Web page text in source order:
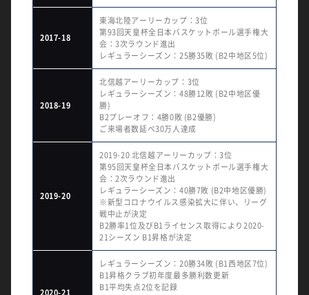
2017-18
東海北陸アーリーカップ：3位
第93回天皇杯全日本バスケットボール選手権大
会：3次ラウンド進出
レギュラーシーズン：25勝35敗 (B2中地区5位)
2018-19
北信越アーリーカップ：3位
レギュラーシーズン：48勝12敗 (B2中地区優
勝)
B2プレーオフ：4勝0敗 (B2優勝)
ご来場者数延べ30万人達成
2019-20
2019-20 北信越アーリーカップ：3位
第95回天皇杯全日本バスケットボール選手権大
会：2次ラウンド進出
レギュラーシーズン：40勝7敗 (B2中地区優勝)
※新型コロナウイルス感染拡大に伴い、リーグ
戦中止が決定
B2勝率1位及びB1ライセンス取得により2020-
21シーズン B1昇格が決定
2020-21
レギュラーシーズン：20勝34敗 (B1西地区7位)
B1昇格クラブ初年度最多勝利数更新
B1平均失点2位を記録